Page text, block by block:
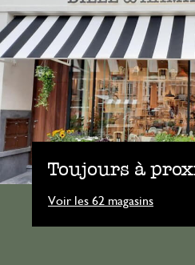
Toujours à
Voir les 62 magasins